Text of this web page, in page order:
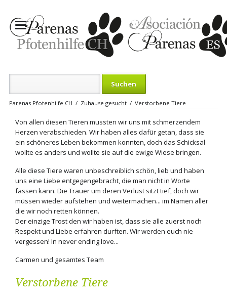
Parenas Pfotenhilfe CH Zuhause gesucht Verstorbene Tiere
Von allen diesen Tieren mussten wir uns mit schmerzendem
Herzen verabschieden. Wir haben alles dafür getan, dass sie
ein schöneres Leben bekommen konnten, doch das Schicksal
wollte es anders und wollte sie auf die ewige Wiese bringen.
Alle diese Tiere waren unbeschreiblich schön, lieb und haben
uns eine Liebe entgegengebracht, die man nicht in Worte
fassen kann. Die Trauer um deren Verlust sitzt tief, doch wir
müssen wieder aufstehen und weitermachen... im Namen aller
die wir noch retten können.
Der einzige Trost den wir haben ist, dass sie alle zuerst noch
Respekt und Liebe erfahren durften. Wir werden euch nie
vergessen! In never ending love...
Carmen und gesamtes Team
Verstorbene Tiere